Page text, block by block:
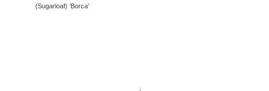
(Sugarloaf) ‘Borca’